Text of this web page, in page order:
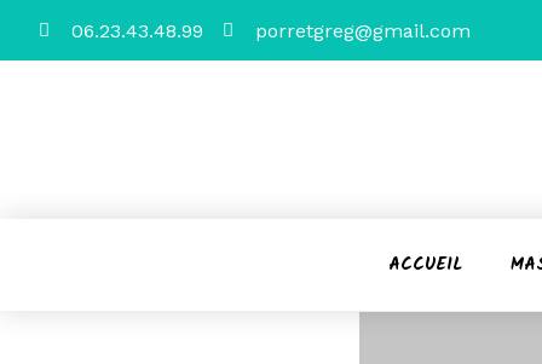
06.23.43.48.99 porretgreg@gmail.com
ACCUEIL